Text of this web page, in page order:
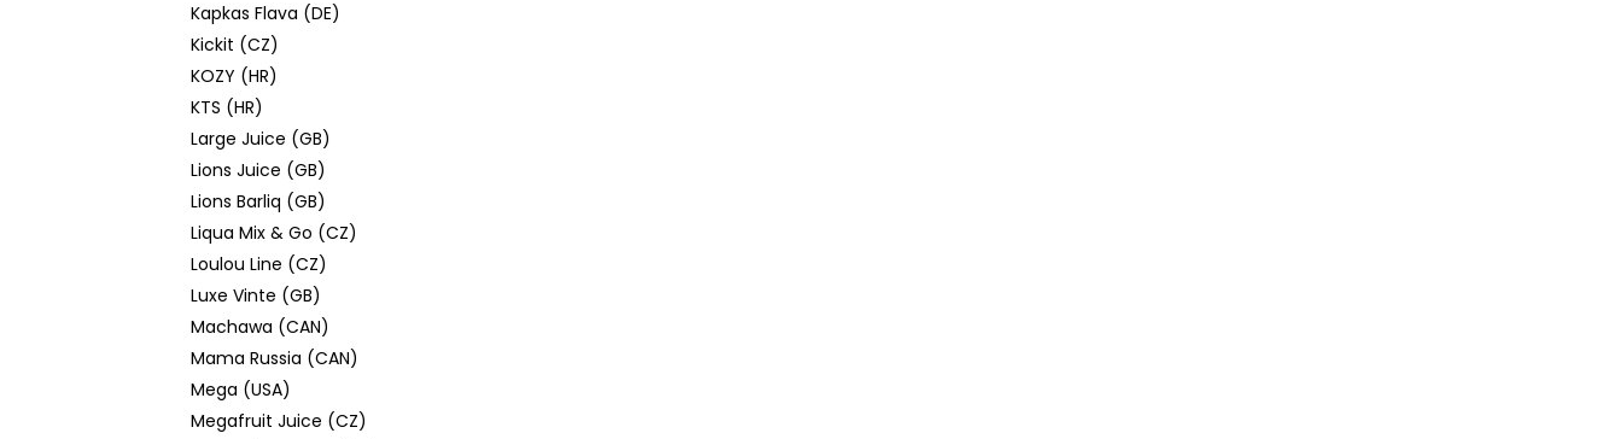
Kapkas Flava (DE)
Kickit (CZ)
KOZY (HR)
KTS (HR)
Large Juice (GB)
Lions Juice (GB)
Lions Barliq (GB)
Liqua Mix & Go (CZ)
Loulou Line (CZ)
Luxe Vinte (GB)
Machawa (CAN)
Mama Russia (CAN)
Mega (USA)
Megafruit Juice (CZ)